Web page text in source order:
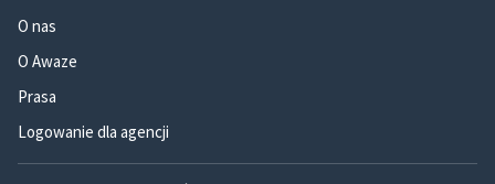
O nas
O Awaze
Prasa
Logowanie dla agencji